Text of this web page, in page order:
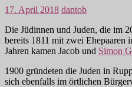
17. April 2018 dantob
Die Jüdinnen und Juden, die im
bereits 1811 mit zwei Ehepaaren
Jahren kamen Jacob und Simon
1900 gründeten die Juden in
sich ebenfalls im örtlichen